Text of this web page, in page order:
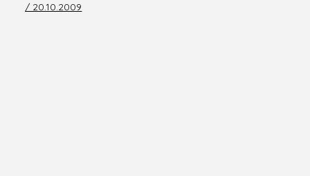
/ 20.10.2009